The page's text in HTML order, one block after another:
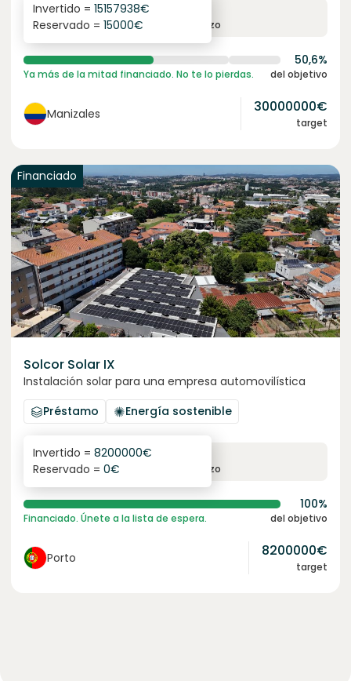
6.1%
interés anual plazo
Invertido = 15157938€
Reservado = 15000€
50,6%
Ya más de la mitad financiado. No te lo pierdas. del objetivo
Manizales 30000000€
target
Financiado
Solcor Solar IX
Instalación solar para una empresa automovilística
Préstamo
Energía sostenible
6.1%
interés anual plazo
Invertido = 8200000€
Reservado = 0€
100%
Financiado. Únete a la lista de espera. del objetivo
Porto 8200000€
target